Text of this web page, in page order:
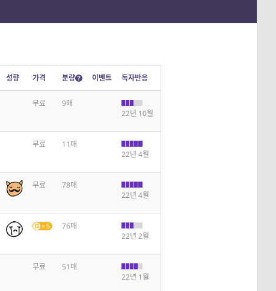
성향 가격 분량 이벤트 독자반응
무료
9매
22년 10월
무료
11매
22년 4월
무료
78매
22년 4월
5
76매
22년 2월
무료
51매
22년 1월